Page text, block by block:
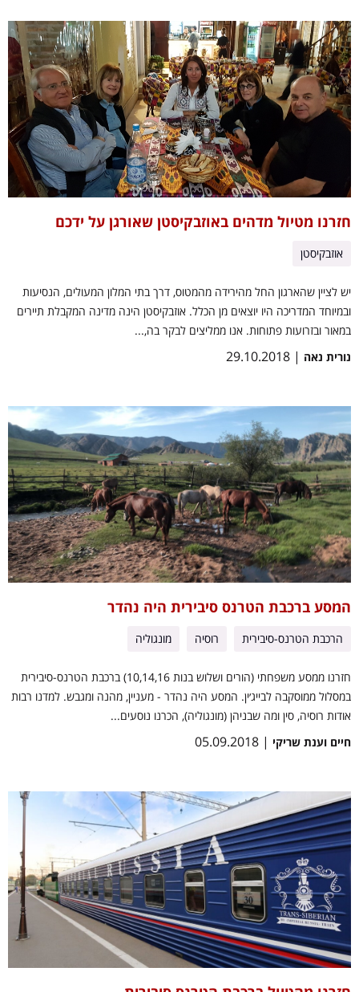
חזרנו מטיול מדהים באוזבקיסטן שאורגן על ידכם
אוזבקיסטן
יש לציין שהארגון החל מהירידה מהמטוס, דרך בתי המלון המעולים, הנסיעות
ובמיוחד המדריכה היו יוצאים מן הכלל. אוזבקיסטן הינה מדינה המקבלת תיירים
במאור ובזרועות פתוחות. אנו ממליצים לבקר בה,...
נורית נאה | 29.10.2018
המסע ברכבת הטרנס סיבירית היה נהדר
הרכבת הטרנס-סיבירית רוסיה מונגוליה
חזרנו ממסע משפחתי (הורים ושלוש בנות 10,14,16) ברכבת הטרנס-סיבירית
במסלול ממוסקבה לבייג׳ין. המסע היה נהדר - מעניין, מהנה ומגבש. למדנו רבות
אודות רוסיה, סין ומה שבניהן (מונגוליה), הכרנו נוסעים...
חיים וענת שריקי | 05.09.2018